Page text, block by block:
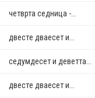
четврта седница -...
двестe дваесет и...
седумдесет и деветта...
двестe дваесет и...